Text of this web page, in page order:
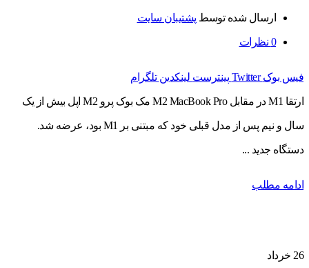
ارسال شده توسط پشتیبان سایت
0 نظرات
فیس بوک Twitter پینترست لینکدین تلگرام
ارتقا M1 در مقابل M2 MacBook Pro مک بوک پرو M2 اپل بیش از یک
سال و نیم پس از مدل قبلی خود که مبتنی بر M1 بود، عرضه شد.
دستگاه جدید ...
ادامه مطلب
26 خرداد